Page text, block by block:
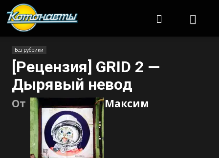
Без рубрики
[Рецензия] GRID 2 —
Дырявый невод
От Максим